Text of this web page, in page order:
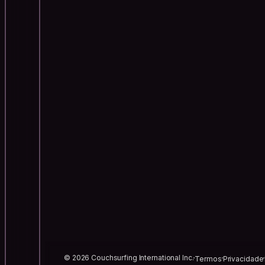
© 2026 Couchsurfing International Inc.TermosPrivacidade